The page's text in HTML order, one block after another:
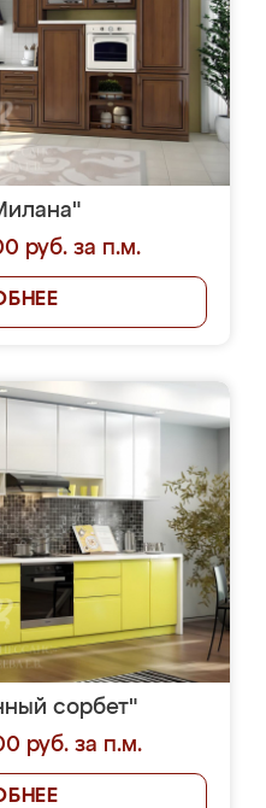
руб. за п.м.
сорбет"
руб. за п.м.